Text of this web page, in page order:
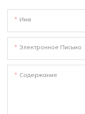
Имя
Электронное Письмо
Содержание